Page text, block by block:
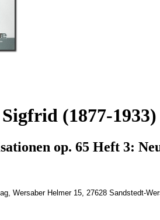
(1877-1933)
op. 65 Heft 3:
Wersaber Helmer 15, 27628 Sandstedt-